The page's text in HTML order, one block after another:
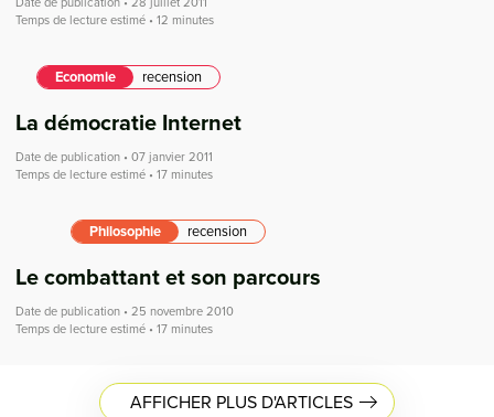
Temps de lecture estimé • 12 minutes
Economie recension
La démocratie Internet
Date de publication • 07 janvier 2011
Temps de lecture estimé • 17 minutes
Philosophie recension
Le combattant et son parcours
Date de publication • 25 novembre 2010
Temps de lecture estimé • 17 minutes
AFFICHER PLUS D'ARTICLES